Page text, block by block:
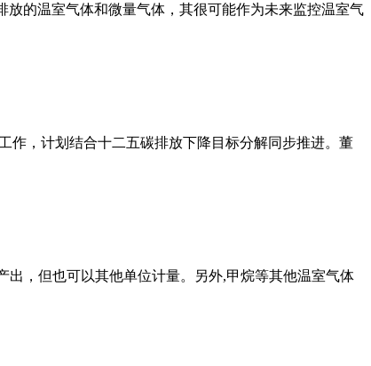
的温室气体和微量气体，其很可能作为未来监控温室气
作，计划结合十二五碳排放下降目标分解同步推进。董
，但也可以其他单位计量。另外,甲烷等其他温室气体